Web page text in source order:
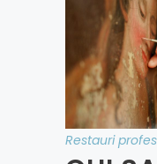
Restauri